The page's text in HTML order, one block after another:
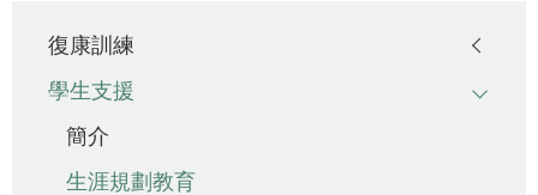
navigation
復康訓練
學生支援
簡介
生涯規劃教育